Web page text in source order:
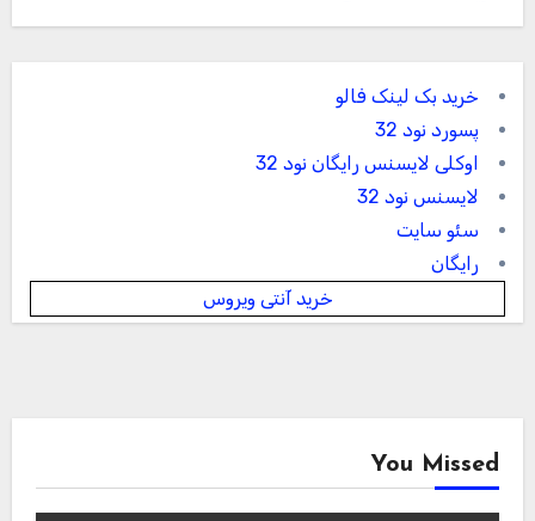
خرید بک لینک فالو
پسورد نود 32
اوکلی لایسنس رایگان نود 32
لایسنس نود 32
سئو سایت
رایگان
خرید آنتی ویروس
You Missed